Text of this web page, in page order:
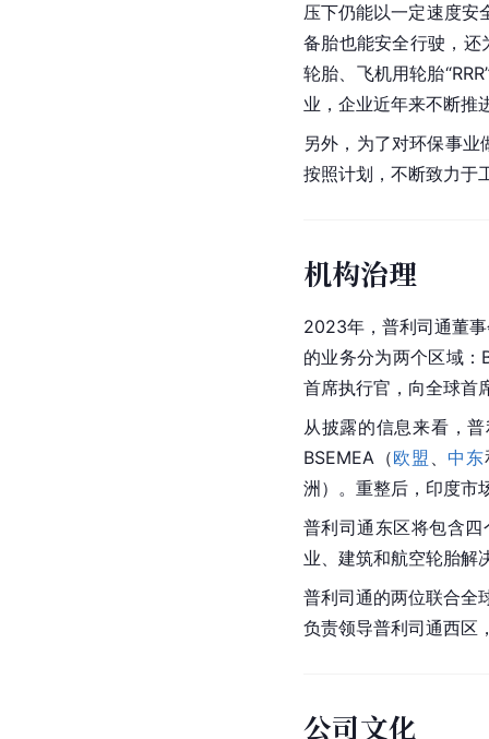
压下仍能以一定速度安
备胎也能安全行驶，还
轮胎、飞机用轮胎
业，企业近年来不断推
另外，为了对环保事业
按照计划，不断致力于
机构治理
2023年，普利司通董
的业务分为两个区域
首席执行官，向全球首
从披露的信息来看，
BSEMEA（欧盟 、中东
洲）。重整后，印度市
普利司通东区将包含
业、建筑和航空轮胎解
普利司通的两位联合
负责领导普利司通西区
公司文化